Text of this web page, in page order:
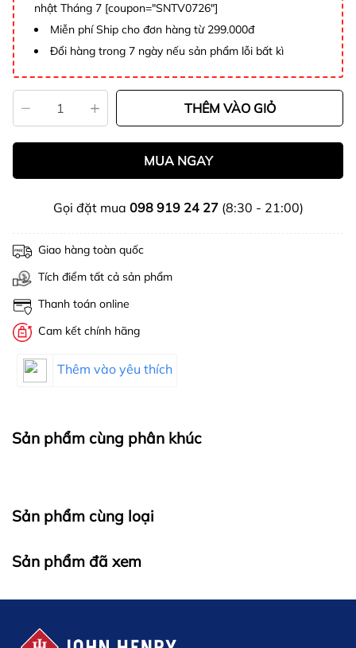
nhật Tháng 7 [coupon="SNTV0726"]
Miễn phí Ship cho đơn hàng từ 299.000đ
Đổi hàng trong 7 ngày nếu sản phẩm lỗi bất kì
THÊM VÀO GIỎ
MUA NGAY
Gọi đặt mua 098 919 24 27(8:30 - 21:00)
Giao hàng toàn quốc
Tích điểm tất cả sản phẩm
Thanh toán online
Cam kết chính hãng
Thêm vào yêu thích
Sản phẩm cùng phân khúc
Sản phẩm cùng loại
Sản phẩm đã xem